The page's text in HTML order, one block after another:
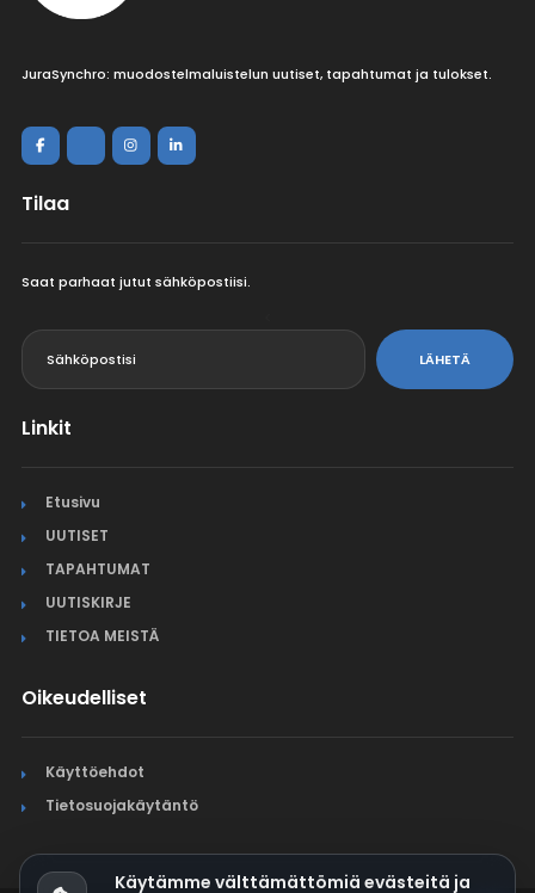
JuraSynchro: muodostelmaluistelun uutiset, tapahtumat ja tulokset.
Tilaa
Saat parhaat jutut sähköpostiisi.
LÄHETÄ
Linkit
Etusivu
UUTISET
TAPAHTUMAT
UUTISKIRJE
TIETOA MEISTÄ
Oikeudelliset
Käyttöehdot
Tietosuojakäytäntö
Käytämme välttämättömiä evästeitä ja